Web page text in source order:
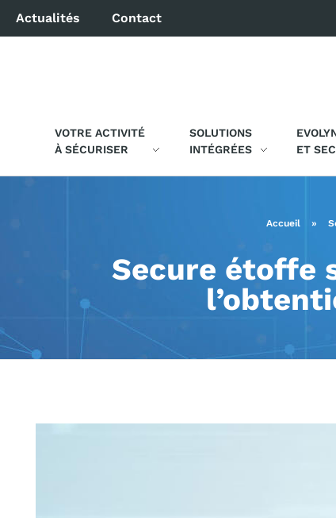
Actualités Contact
VOTRE ACTIVITÉ
À SÉCURISER
SOLUTIONS
INTÉGRÉES
ET
Accueil »
Secure étoffe